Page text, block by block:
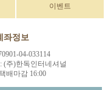
이벤트
좌정보
04-033114
(주)한독인터네셔널
배마감 16:00